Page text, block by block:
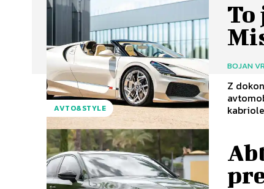
AVTO&STYLE
To
BOJAN
Z